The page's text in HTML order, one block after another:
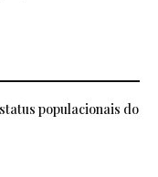
populacionais do